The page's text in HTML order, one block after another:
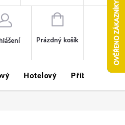
NÁKUPNÍ
Prázdný košík
Hotelový Příbory Sklo